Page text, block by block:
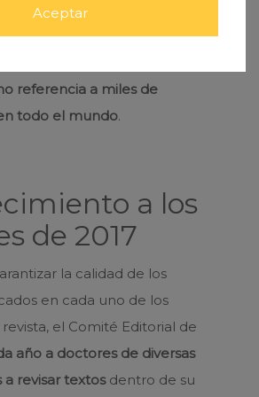
aplicaciones clínicas,
y de consenso e
referencia a miles de
todo el mundo.
a los
de 2017
la calidad de los
en cada uno de los
el Comité Editorial de
año a doctores de diversas
a revisar textosdentro de su
Aceptar